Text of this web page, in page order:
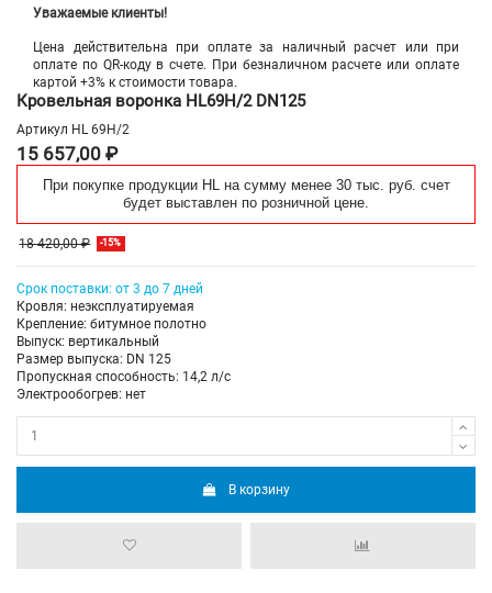
Уважаемые клиенты!
Цена действительна при оплате за наличный расчет или при
оплате по QR-коду в счете. При безналичном расчете или оплате
картой +3% к стоимости товара.
Кровельная воронка HL69H/2 DN125
Артикул HL 69H/2
15 657,00 ₽
При покупке продукции HL на сумму менее 30 тыс. руб. счет
будет выставлен по розничной цене.
18 420,00 ₽ -15%
Срок поставки: от 3 до 7 дней
Кровля: неэксплуатируемая
Крепление: битумное полотно
Выпуск: вертикальный
Размер выпуска: DN 125
Пропускная способность: 14,2 л/с
Электрообогрев: нет
В корзину